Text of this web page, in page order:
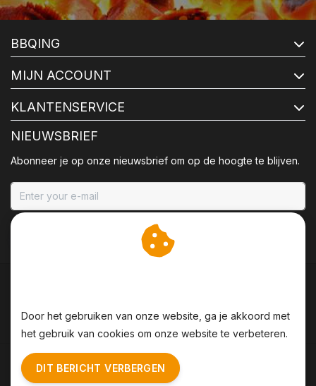
BBQING
MIJN ACCOUNT
KLANTENSERVICE
NIEUWSBRIEF
Abonneer je op onze nieuwsbrief om op de hoogte te blijven.
Algemene voorwaarden | Disclaimer
Sitemap
| RSS Feed
Door het gebruiken van onze website, ga je akkoord met
het gebruik van cookies om onze website te verbeteren.
DIT BERICHT VERBERGEN